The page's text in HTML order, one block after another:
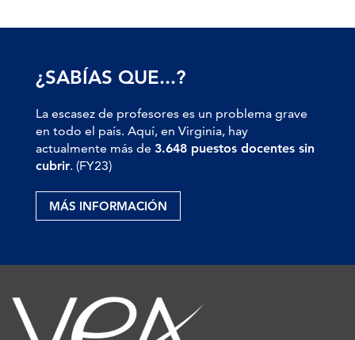
¿SABÍAS QUE...?
La escasez de profesores es un problema grave
en todo el país. Aquí, en Virginia, hay
actualmente más de 3.648 puestos docentes sin
cubrir. (FY23)
MÁS INFORMACIÓN